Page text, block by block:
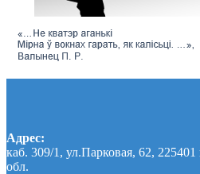
Адрес:
каб. 309/1, ул.Парковая, 62, 225401
обл.